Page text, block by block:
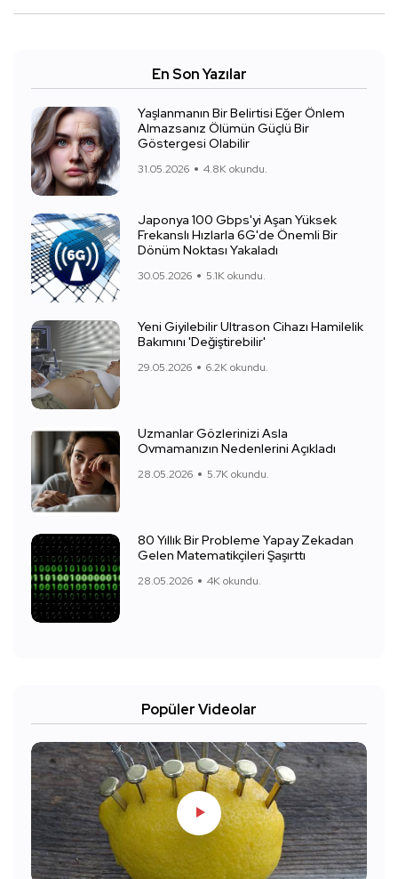
En Son Yazılar
Yaşlanmanın Bir Belirtisi Eğer Önlem
Almazsanız Ölümün Güçlü Bir
Göstergesi Olabilir
31.05.2026 4.8K okundu.
Japonya 100 Gbps'yi Aşan Yüksek
Frekanslı Hızlarla 6G'de Önemli Bir
Dönüm Noktası Yakaladı
30.05.2026 5.1K okundu.
Yeni Giyilebilir Ultrason Cihazı Hamilelik
Bakımını 'Değiştirebilir'
29.05.2026 6.2K okundu.
Uzmanlar Gözlerinizi Asla
Ovmamanızın Nedenlerini Açıkladı
28.05.2026 5.7K okundu.
80 Yıllık Bir Probleme Yapay Zekadan
Gelen Matematikçileri Şaşırttı
28.05.2026 4K okundu.
Popüler Videolar